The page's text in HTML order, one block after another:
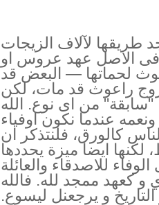
طريقها لآلاف الزيجات
فى الاصل عهد عروس او
لحماتها — البعض قد
زوج راعوث قد مات، لكن
"سابقة" من اى نوع. الله
عندما نكون اوفياء
كالورق، فلنتذكر ان
لكنها ايضا ميزة يحددها
للاصدقاء والعائلة
و كعهد ممجد لله. فالله
و يرجعنل ليسوع.